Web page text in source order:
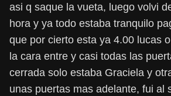
asi q saque la vueta, luego volvi
hora y ya todo estaba tranquilo
que por cierto esta ya 4.00 lucas
la cara entre y casi todas las
cerrada solo estaba Graciela y
unas puertas mas adelante, fui al